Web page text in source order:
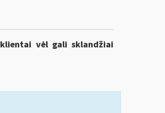
klientai vėl gali sklandžiai